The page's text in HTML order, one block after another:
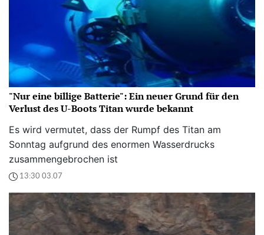
"Nur eine billige Batterie": Ein neuer Grund für den
Verlust des U-Boots Titan wurde bekannt
Es wird vermutet, dass der Rumpf des Titan am
Sonntag aufgrund des enormen Wasserdrucks
zusammengebrochen ist
13:30 03.07